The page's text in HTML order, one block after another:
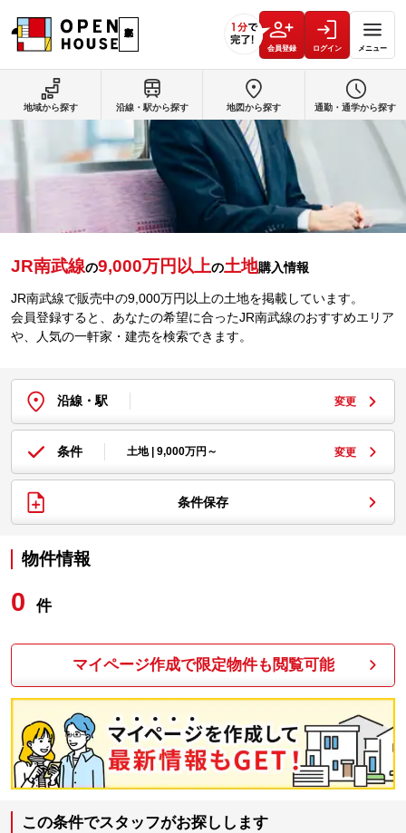
会員登録 ログイン メニュー
JR南武線の9,000万円以上の土地購入情報
JR南武線で販売中の9,000万円以上の土地を掲載しています。
会員登録すると、あなたの希望に合ったJR南武線のおすすめエリア
や、人気の一軒家・建売を検索できます。
沿線・駅 変更
条件 土地 | 9,000万円～ 変更
条件保存
物件情報
0 件
マイページ作成で限定物件も閲覧可能
この条件でスタッフがお探しします
地域から探す 沿線・駅から探す 地図から探す 通勤・通学から探す